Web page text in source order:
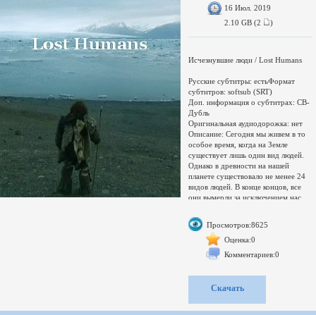
16 Июл. 2019
2.10 GB (2
)
Исчезнувшие люди / Lost Humans
Русские субтитры: естьФормат
субтитров: softsub (SRT)
Доп. информация о субтитрах: СВ-
Дубль
Оригинальная аудиодорожка: нет
Описание: Сегодня мы живем в то
особое время, когда на Земле
существует лишь один вид людей.
Однако в древности на нашей
планете существовало не менее 24
видов людей. В конце концов, все
они вымерли за исключением нас,
Фильм посвящен новым
свидетельствам этапов человеческой
революции и прослеживает
историю рода человеческого: от
ардипитеков, неадертальцев,
разумного".
Сэмпл:
Просмотров:8625
Оценка:0
Комментариев:0
Скачать